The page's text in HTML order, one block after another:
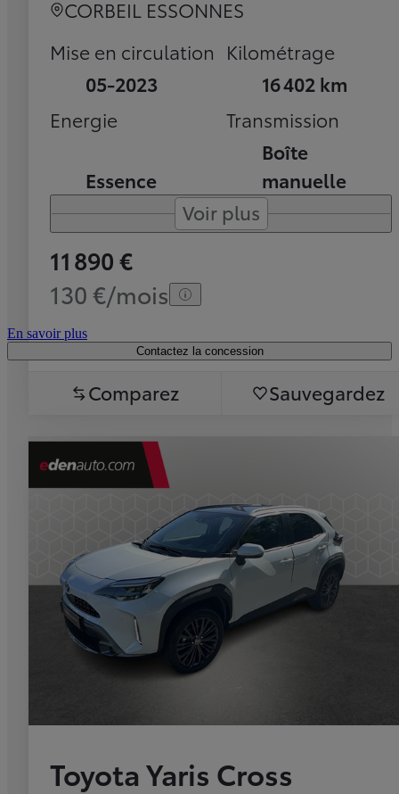
CORBEIL ESSONNES
Mise en circulation
05-2023
Kilométrage
16 402 km
Energie
Essence
Transmission
Boîte
manuelle
Voir plus
11 890 €
130 €/mois
En savoir plus
Contactez la concession
Comparez Sauvegardez
Toyota Yaris Cross